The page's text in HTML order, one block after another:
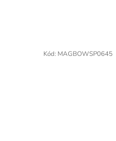
Kód: MAGBOWSP0645